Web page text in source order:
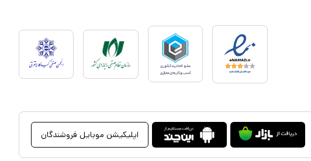
اپلیکیشن موبایل فروشندگان